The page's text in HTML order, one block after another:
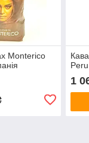
Monterico
Peru
1